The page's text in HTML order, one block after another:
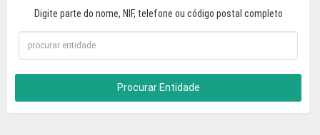
Digite parte do nome, NIF, telefone ou código postal completo
Procurar Entidade